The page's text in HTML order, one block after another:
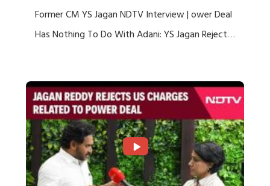
Former CM YS Jagan NDTV Interview | ower Deal
Has Nothing To Do With Adani: YS Jagan Rejects